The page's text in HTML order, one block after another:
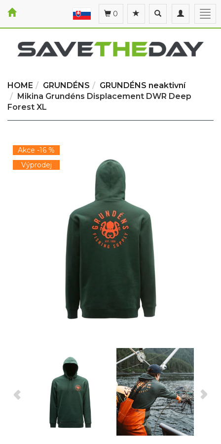
Toggle
navigation
Toggle
search
0
HOME GRUNDÉNS
GRUNDÉNS neaktivní
Mikina Grundéns Displacement DWR Deep
Forest XL
Akce -16 %
Výprodej